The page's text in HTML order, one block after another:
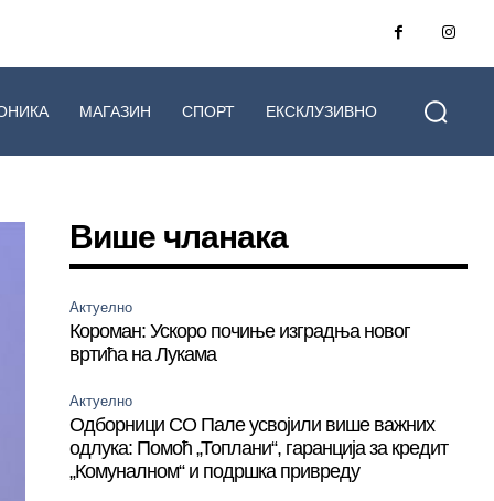
МАГАЗИН СПОРТ ЕКСКЛУЗИВНО
Више чланака
Актуелно
Короман: Ускоро почиње изградња новог
вртића на Лукама
Актуелно
Одборници СО Пале усвојили више важних
одлука: Помоћ „Топлани“, гаранција за кредит
„Комуналном“ и подршка привреду